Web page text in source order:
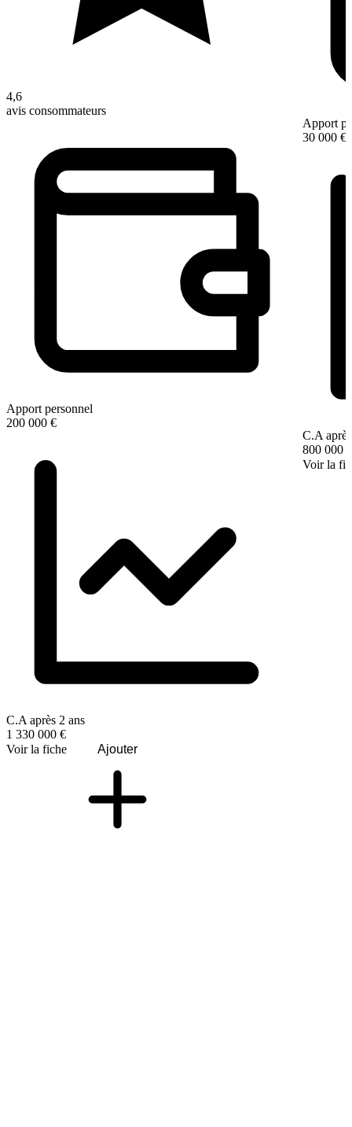
4,6
avis consommateurs
Apport personnel
200 000 €
C.A après 2 ans
1 330 000 €
Voir la fiche
Ajouter
Apport
30 000 €
C.A
800 000 €
Voir la